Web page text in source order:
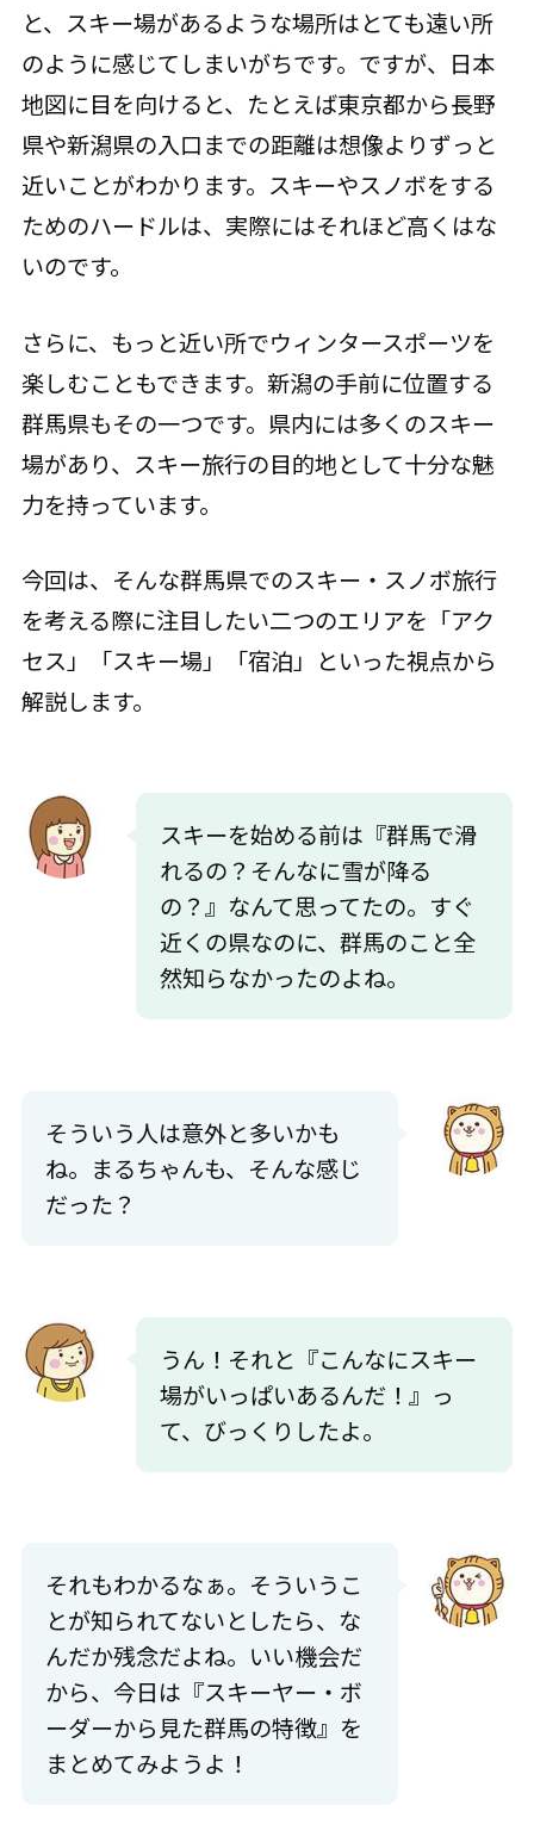
と、スキー場があるような場所はとても遠い所
のように感じてしまいがちです。ですが、日本
地図に目を向けると、たとえば東京都から長野
県や新潟県の入口までの距離は想像よりずっと
近いことがわかります。スキーやスノボをする
ためのハードルは、実際にはそれほど高くはな
いのです。
さらに、もっと近い所でウィンタースポーツを
楽しむこともできます。新潟の手前に位置する
群馬県もその一つです。県内には多くのスキー
場があり、スキー旅行の目的地として十分な魅
力を持っています。
今回は、そんな群馬県でのスキー・スノボ旅行
を考える際に注目したい二つのエリアを「アク
セス」「スキー場」「宿泊」といった視点から
解説します。
スキーを始める前は『群馬で滑
れるの？そんなに雪が降る
の？』なんて思ってたの。すぐ
近くの県なのに、群馬のこと全
然知らなかったのよね。
そういう人は意外と多いかも
ね。まるちゃんも、そんな感じ
だった？
うん！それと『こんなにスキー
場がいっぱいあるんだ！』っ
て、びっくりしたよ。
それもわかるなぁ。そういうこ
とが知られてないとしたら、な
んだか残念だよね。いい機会だ
から、今日は『スキーヤー・ボ
ーダーから見た群馬の特徴』を
まとめてみようよ！